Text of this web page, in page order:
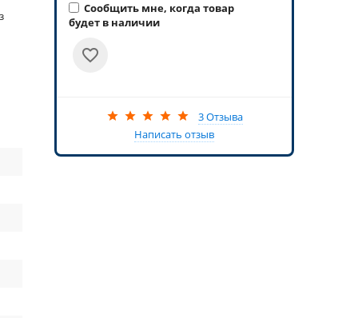
Сообщить мне, когда товар
будет в наличии
3 Отзыва
Написать отзыв